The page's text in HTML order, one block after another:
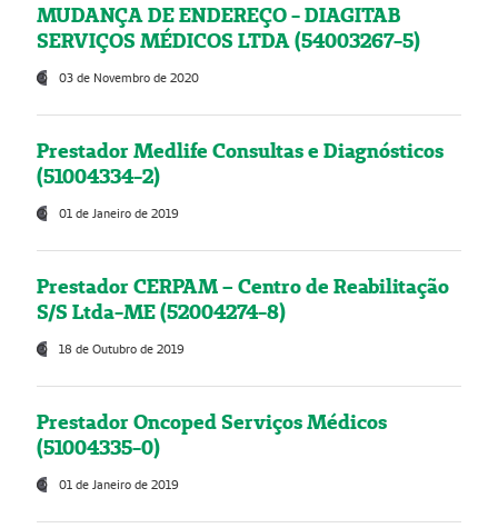
MUDANÇA DE ENDEREÇO - DIAGITAB
SERVIÇOS MÉDICOS LTDA (54003267-5)
03 de Novembro de 2020
Prestador Medlife Consultas e Diagnósticos
(51004334-2)
01 de Janeiro de 2019
Prestador CERPAM – Centro de Reabilitação
S/S Ltda-ME (52004274-8)
18 de Outubro de 2019
Prestador Oncoped Serviços Médicos
(51004335-0)
01 de Janeiro de 2019